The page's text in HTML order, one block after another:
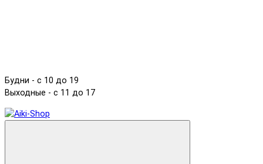
Будни - с 10 до 19
Выходные - c 11 до 17